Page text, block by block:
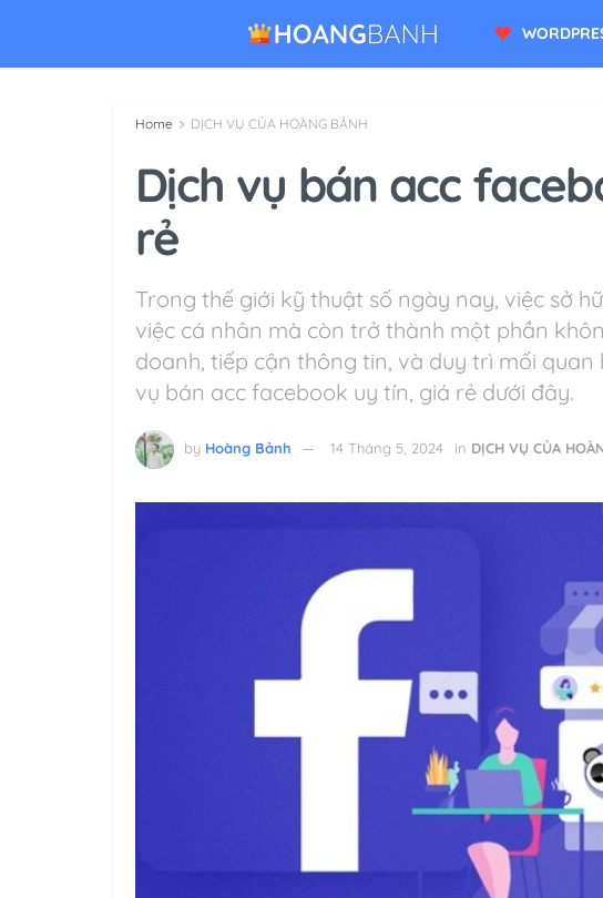
Home DỊCH VỤ CỦA HOÀNG BẢNH
Dịch vụ bán acc
rẻ
Trong thế giới kỹ thuật số ngày nay, việc sở
việc cá nhân mà còn trở thành một phần
doanh, tiếp cận thông tin, và duy trì mối quan
vụ bán acc facebook uy tín, giá rẻ dưới đây.
by Hoàng Bảnh 14 Tháng 5, 2024 in DỊCH VỤ CỦA